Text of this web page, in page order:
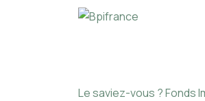
Le saviez-vous ?Fonds